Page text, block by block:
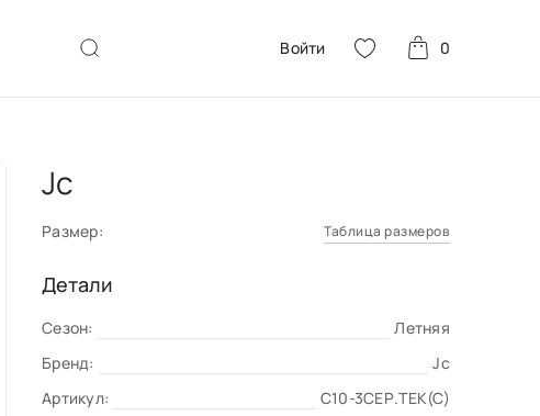
Войти 0
Jc
Размер: Таблица размеров
Детали
Сезон:
Летняя
Бренд:
Jc
Артикул:
C10-3СЕР.ТЕК(С)